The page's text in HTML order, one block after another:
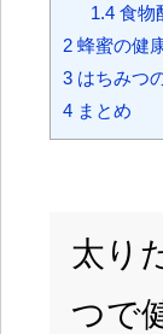
1.4食物
2 蜂蜜の健
3 はちみつ
4 まとめ
太り
つで